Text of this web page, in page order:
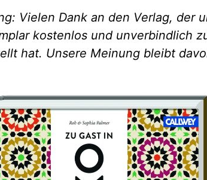
Vielen Dank an den Verlag, der
kostenlos und unverbindlich
hat. Unsere Meinung bleibt